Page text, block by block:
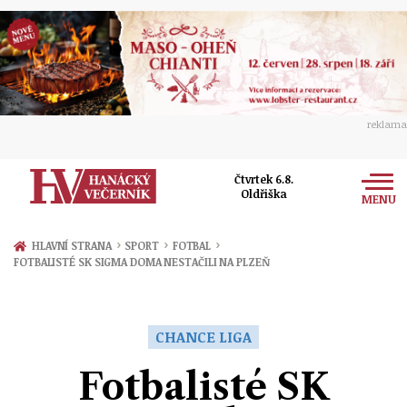
reklama
Čtvrtek 6.8.
Oldřiška
MENU
Zprávy
Ekonomika
HLAVNÍ STRANA › SPORT › FOTBAL ›
FOTBALISTÉ SK SIGMA DOMA NESTAČILI NA PLZEŇ
CHANCE LIGA
Fotbalisté SK